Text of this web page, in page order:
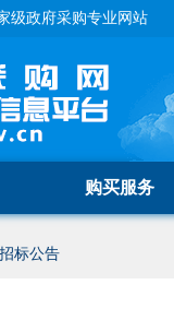
级政府采购专业网站
购买服务
标公告